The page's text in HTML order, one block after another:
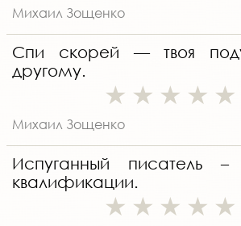
Михаил Зощенко
Спи скорей — твоя
другому.
Михаил Зощенко
Испуганный писатель
квалификации.